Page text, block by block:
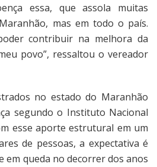
essa, que assola muitas
mas em todo o país.
contribuir na melhora da
povo”, ressaltou o vereador
no estado do Maranhão
segundo o Instituto Nacional
esse aporte estrutural em um
de pessoas, a expectativa é
em queda no decorrer dos anos